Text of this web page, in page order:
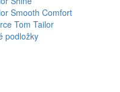
Smooth Comfort
Tom Tailor
podložky